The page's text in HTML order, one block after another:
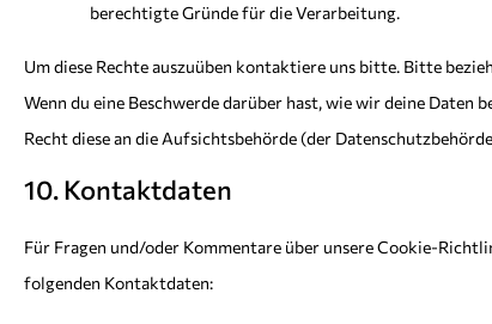
berechtigte Gründe für die Verarbeitung.
Um diese Rechte auszuüben kontaktiere uns bitte. Bitte
Wenn du eine Beschwerde darüber hast, wie wir deine Daten
Recht diese an die Aufsichtsbehörde (der
10. Kontaktdaten
Für Fragen und/oder Kommentare über unsere Cookie-
folgenden Kontaktdaten: